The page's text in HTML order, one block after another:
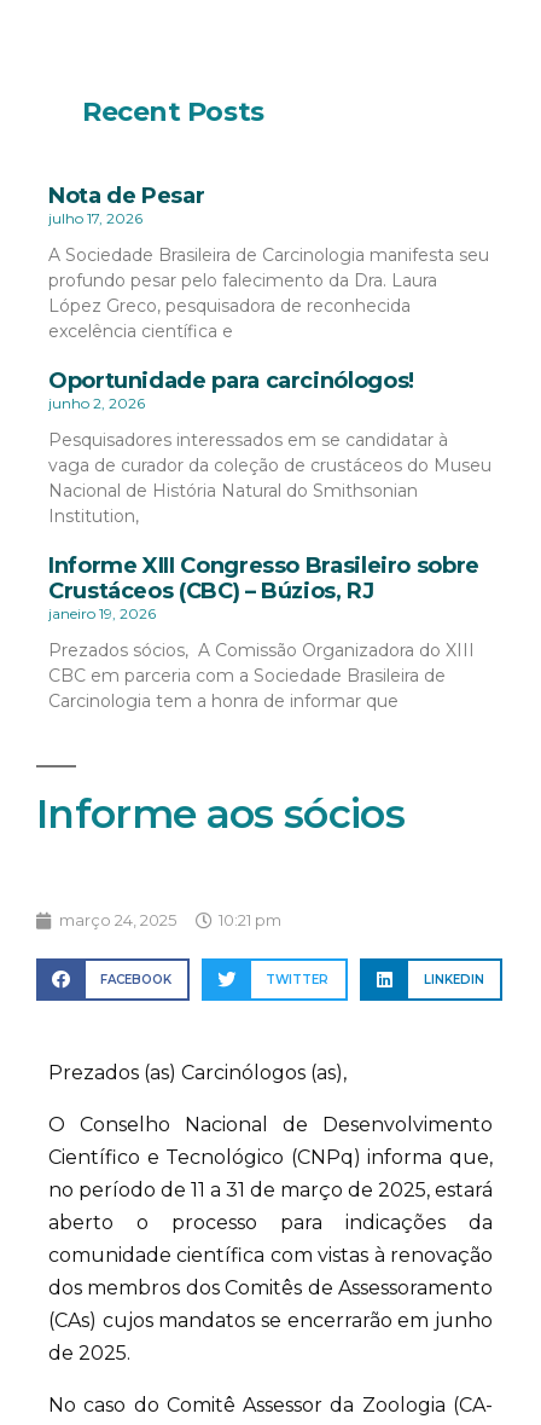
Informe aos sócios
março 24, 2025 10:21 pm
FACEBOOK TWITTER LINKEDIN
Prezados (as) Carcinólogos (as),
O Conselho Nacional de Desenvolvimento
Científico e Tecnológico (CNPq) informa que,
no período de 11 a 31 de março de 2025, estará
aberto o processo para indicações da
comunidade científica com vistas à renovação
dos membros dos Comitês de Assessoramento
(CAs) cujos mandatos se encerrarão em junho
de 2025.
No caso do Comitê Assessor da Zoologia (CA-
Recent Posts
Nota de Pesar
julho 17, 2026
A Sociedade Brasileira de Carcinologia manifesta seu
profundo pesar pelo falecimento da Dra. Laura
López Greco, pesquisadora de reconhecida
excelência científica e
Oportunidade para carcinólogos!
junho 2, 2026
Pesquisadores interessados em se candidatar à
vaga de curador da coleção de crustáceos do Museu
Nacional de História Natural do Smithsonian
Institution,
Informe XIII Congresso Brasileiro sobre
Crustáceos (CBC) – Búzios, RJ
janeiro 19, 2026
Prezados sócios, A Comissão Organizadora do XIII
CBC em parceria com a Sociedade Brasileira de
Carcinologia tem a honra de informar que